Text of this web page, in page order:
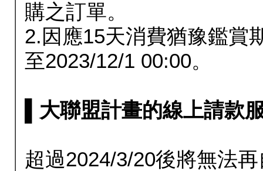
購之訂單。
2.因應15天消費猶豫鑑賞
至2023/12/1 00:00。
▌大聯盟計畫的線上請款
超過2024/3/20後將無法